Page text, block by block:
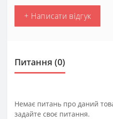
+ Написати відгук
Питання (0)
Немає питань про даний
задайте своє питання.